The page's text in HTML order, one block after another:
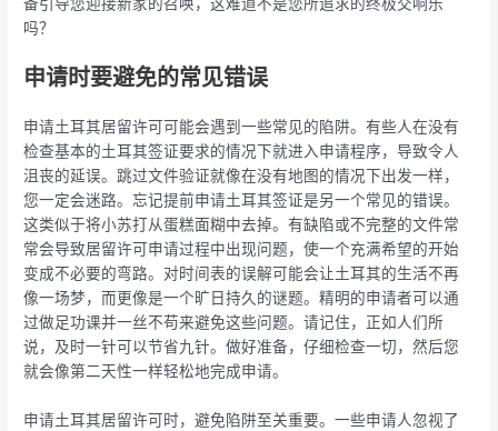
吗？
申请时要避免的常见错误
申请土耳其居留许可可能会遇到一些常见的陷阱。有些人在没有
检查基本的土耳其签证要求的情况下就进入申请程序，导致令人
沮丧的延误。跳过文件验证就像在没有地图的情况下出发一样，
您一定会迷路。忘记提前申请土耳其签证是另一个常见的错误。
这类似于将小苏打从蛋糕面糊中去掉。有缺陷或不完整的文件常
常会导致居留许可申请过程中出现问题，使一个充满希望的开始
变成不必要的弯路。对时间表的误解可能会让土耳其的生活不再
像一场梦，而更像是一个旷日持久的谜题。精明的申请者可以通
过做足功课并一丝不苟来避免这些问题。请记住，正如人们所
说，及时一针可以节省九针。做好准备，仔细检查一切，然后您
就会像第二天性一样轻松地完成申请。
申请土耳其居留许可时，避免陷阱至关重要。一些申请人忽视了